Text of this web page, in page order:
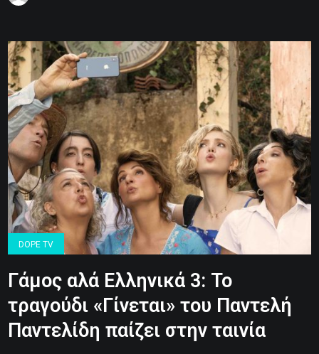
DOPE TV
Γάμος αλά Ελληνικά 3: Το
τραγούδι «Γίνεται» του Παντελή
Παντελίδη παίζει στην ταινία